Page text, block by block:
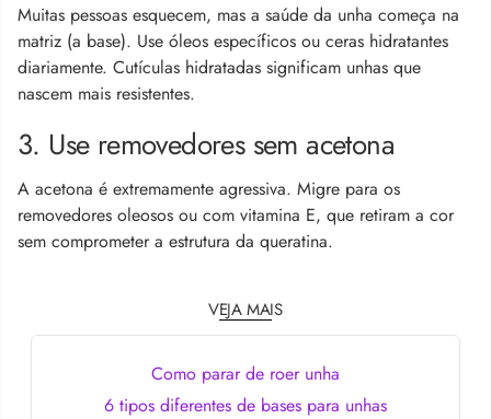
Muitas pessoas esquecem, mas a saúde da unha começa na
matriz (a base). Use óleos específicos ou ceras hidratantes
diariamente. Cutículas hidratadas significam unhas que
nascem mais resistentes.
3. Use removedores sem acetona
A acetona é extremamente agressiva. Migre para os
removedores oleosos ou com vitamina E, que retiram a cor
sem comprometer a estrutura da queratina.
VEJA MAIS
Como parar de roer unha
6 tipos diferentes de bases para unhas